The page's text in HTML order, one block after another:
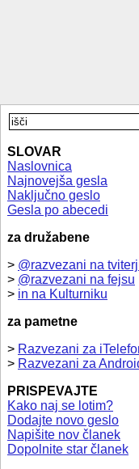
SLOVAR
Naslovnica
Najnovejša gesla
Naključno geslo
Gesla po abecedi
za družabene
> @razvezani na
> @razvezani na fejsu
> in na Kulturniku
za pametne
> Razvezani za
> Razvezani za
PRISPEVAJTE
Kako naj se lotim?
Dodajte novo geslo
Napišite nov članek
Dopolnite star članek